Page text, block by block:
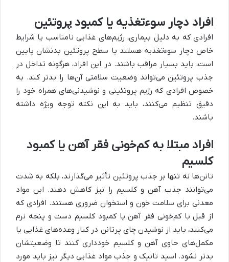
افراد دچار سوءتغذیه یا کمبود پروتئین
افرادی که به دلیل بیماری، رژیم‌های غذایی نامناسب یا شرایط
خاص دچار سوءتغذیه هستند یا سطح پروتئین بدنشان پایین
است، باید بسیار مراقب باشند. در این افراد، هرگونه تداخل در
جذب پروتئین می‌تواند وضعیت سلامتی آن‌ها را بدتر کند. به
خصوص افرادی که رژیم پروتئینی و نوشیدنی‌های همراه خود را
دقیق تنظیم می‌کنند، باید به این نکته توجه ویژه داشته
باشند.
افراد مبتلا به کم‌خونی فقر آهن یا کمبود
کلسیم
تانن‌ها نه تنها بر جذب پروتئین تأثیر می‌گذارند، بلکه به شدت
می‌توانند جذب آهن و کلسیم را نیز کاهش دهند. این مواد
معدنی برای سلامت خون و استخوان ضروری هستند. افرادی که
از قبل با کم‌خونی فقر آهن یا کمبود کلسیم دست و پنجه نرم
می‌کنند، باید از نوشیدن چای پرتانن در کنار وعده‌های غذایی یا
مکمل‌های حاوی آهن و کلسیم خودداری کنند تا وضعیتشان
بدتر نشود. اسید تانیک و جذب مواد غذایی دیگر نیز باید مورد